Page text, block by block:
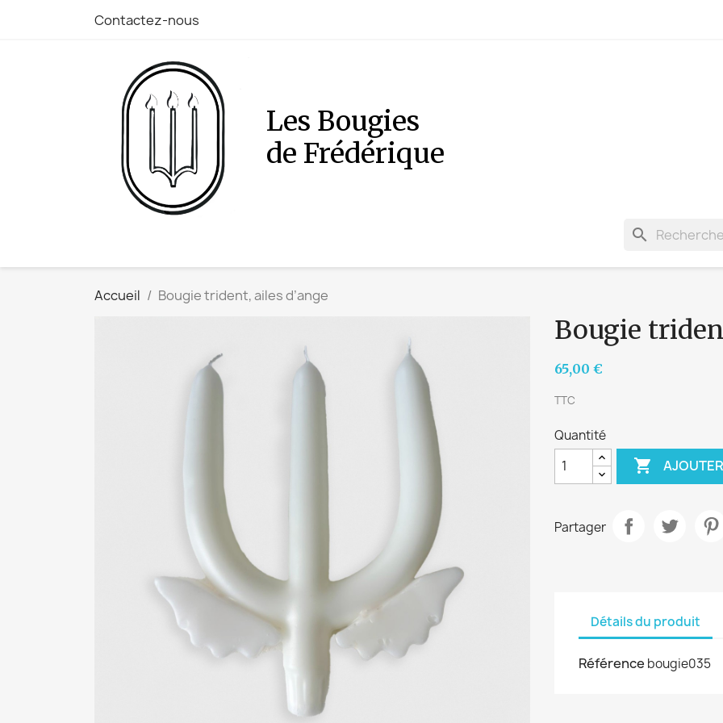
Contactez-nous
Les Bougies
de Frédérique
search
Accueil Bougie trident, ailes d’ange
Bougie
65,00 €
TTC
Quantité

Partager
Détails du produit
Référence bougie035